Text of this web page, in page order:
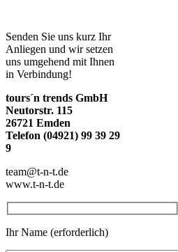
Senden Sie uns kurz Ihr
Anliegen und wir setzen
uns umgehend mit Ihnen
in Verbindung!
tours´n trends GmbH
Neutorstr. 115
26721 Emden
Telefon (04921) 99 39 29
9
team@t-n-t.de
www.t-n-t.de
Ihr Name (erforderlich)